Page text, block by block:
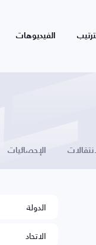
الفيديوهات
الإحصائيات
الدولة
الاتحاد